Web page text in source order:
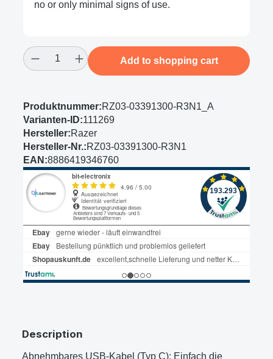
no or only minimal signs of use.
Product Quantity: Enter the desired
Add to shopping cart
Produktnummer:RZ03-03391300-R3N1_A
Varianten-ID:111269
Hersteller:Razer
Hersteller-Nr.:RZ03-03391300-R3N1
EAN:8886419346760
Description
Abnehmbares USB-Kabel (Typ C): Einfach die